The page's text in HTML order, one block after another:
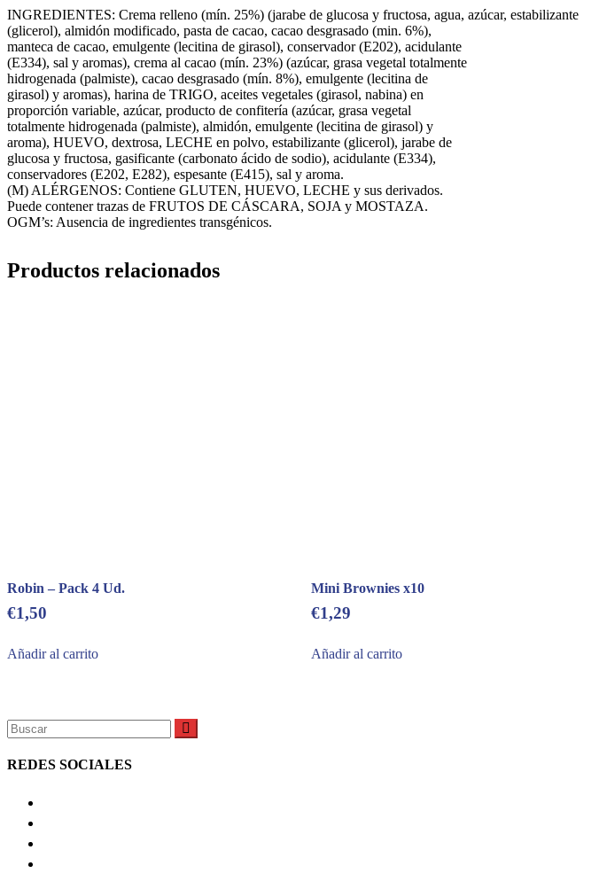
INGREDIENTES: Crema relleno (mín. 25%) (jarabe de glucosa y fructosa, agua, azúcar, estabilizante
(glicerol), almidón modificado, pasta de cacao, cacao desgrasado (min. 6%),
manteca de cacao, emulgente (lecitina de girasol), conservador (E202), acidulante
(E334), sal y aromas), crema al cacao (mín. 23%) (azúcar, grasa vegetal totalmente
hidrogenada (palmiste), cacao desgrasado (mín. 8%), emulgente (lecitina de
girasol) y aromas), harina de TRIGO, aceites vegetales (girasol, nabina) en
proporción variable, azúcar, producto de confitería (azúcar, grasa vegetal
totalmente hidrogenada (palmiste), almidón, emulgente (lecitina de girasol) y
aroma), HUEVO, dextrosa, LECHE en polvo, estabilizante (glicerol), jarabe de
glucosa y fructosa, gasificante (carbonato ácido de sodio), acidulante (E334),
conservadores (E202, E282), espesante (E415), sal y aroma.
(M) ALÉRGENOS: Contiene GLUTEN, HUEVO, LECHE y sus derivados.
Puede contener trazas de FRUTOS DE CÁSCARA, SOJA y MOSTAZA.
OGM’s: Ausencia de ingredientes transgénicos.
Productos relacionados
Robin – Pack 4 Ud.
€1,50
Añadir al carrito
Mini Brownies x10
€1,29
Añadir al carrito
REDES SOCIALES